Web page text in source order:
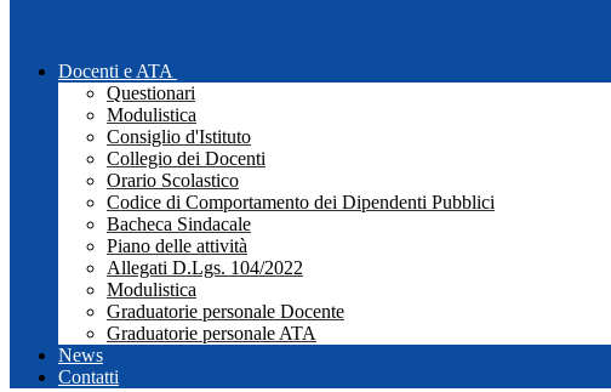
Docenti e ATA
Questionari
Modulistica
Consiglio d'Istituto
Collegio dei Docenti
Orario Scolastico
Codice di Comportamento dei Dipendenti Pubblici
Bacheca Sindacale
Piano delle attività
Allegati D.Lgs. 104/2022
Modulistica
Graduatorie personale Docente
Graduatorie personale ATA
News
Contatti